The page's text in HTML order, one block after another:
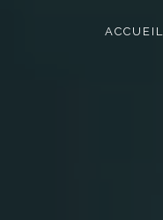
ACCUEIL